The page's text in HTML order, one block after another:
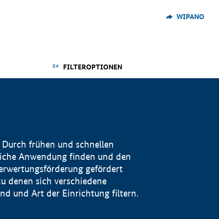
WIPANO
FILTEROPTIONEN
frühen und schnellen
Anwendung finden und den
gefördert
denen sich verschiedene
und Art der Einrichtung filtern.